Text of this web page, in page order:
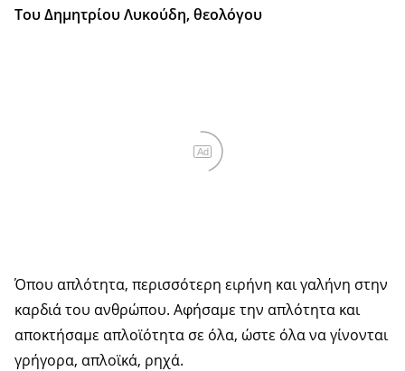
Του Δημητρίου Λυκούδη, θεολόγου
Ad
Όπου απλότητα, περισσότερη ειρήνη και γαλήνη στην
καρδιά του ανθρώπου. Αφήσαμε την απλότητα και
αποκτήσαμε απλοϊότητα σε όλα, ώστε όλα να γίνονται
γρήγορα, απλοϊκά, ρηχά.